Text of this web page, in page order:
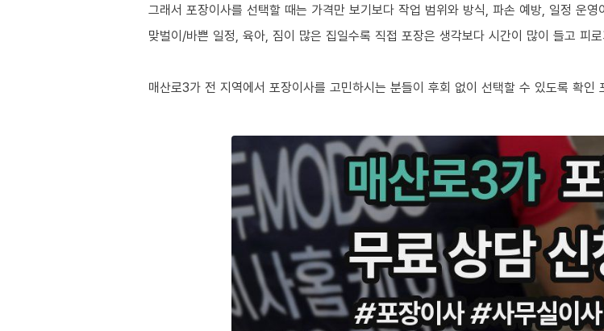
그래서 포장이사를 선택할 때는 가격만 보기보다 작업 범위와 방식, 파손 예방, 일정 운
맞벌이/바쁜 일정, 육아, 짐이 많은 집일수록 직접 포장은 생각보다 시간이 많이 들고 피
매산로3가 전 지역에서 포장이사를 고민하시는 분들이 후회 없이 선택할 수 있도록 확